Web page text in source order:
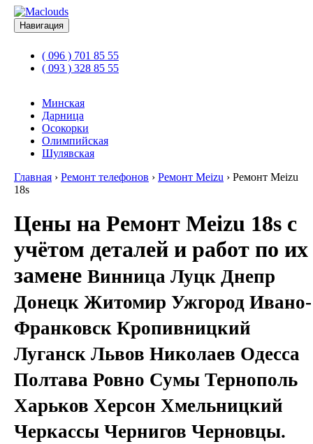
Навигация
( 096 ) 701 85 55
( 093 ) 328 85 55
Минская
Дарница
Осокорки
Олимпийская
Шулявская
Главная › Ремонт телефонов › Ремонт Meizu › Ремонт Meizu
18s
Цены на Ремонт Meizu 18s с
учётом деталей и работ по их
замене Винница Луцк Днепр
Донецк Житомир Ужгород Ивано-
Франковск Кропивницкий
Луганск Львов Николаев Одесса
Полтава Ровно Сумы Тернополь
Харьков Херсон Хмельницкий
Черкассы Чернигов Черновцы.